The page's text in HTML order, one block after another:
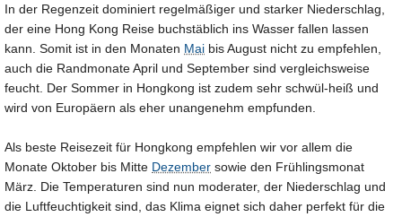
In der Regenzeit dominiert regelmäßiger und starker Niederschlag,
der eine Hong Kong Reise buchstäblich ins Wasser fallen lassen
kann. Somit ist in den Monaten Mai bis August nicht zu empfehlen,
auch die Randmonate April und September sind vergleichsweise
feucht. Der Sommer in Hongkong ist zudem sehr schwül-heiß und
wird von Europäern als eher unangenehm empfunden.
Als beste Reisezeit für Hongkong empfehlen wir vor allem die
Monate Oktober bis Mitte Dezember sowie den Frühlingsmonat
März. Die Temperaturen sind nun moderater, der Niederschlag und
die Luftfeuchtigkeit sind, das Klima eignet sich daher perfekt für die